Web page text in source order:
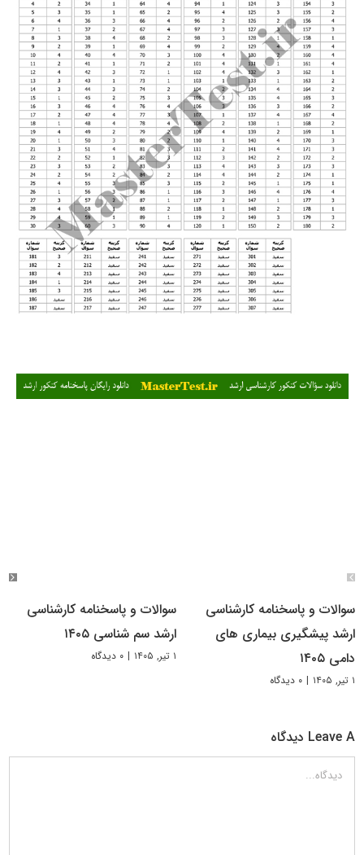
سوالات و پاسخنامه کارشناسی
ارشد پیشگیری بیماری های
دامی ۱۴۰۵
۱ تیر, ۱۴۰۵ | ۰ دیدگاه
سوالات و پاسخنامه کارشناسی
ارشد سم شناسی ۱۴۰۵
۱ تیر, ۱۴۰۵ | ۰ دیدگاه
Leave A دیدگاه
دیدگاه